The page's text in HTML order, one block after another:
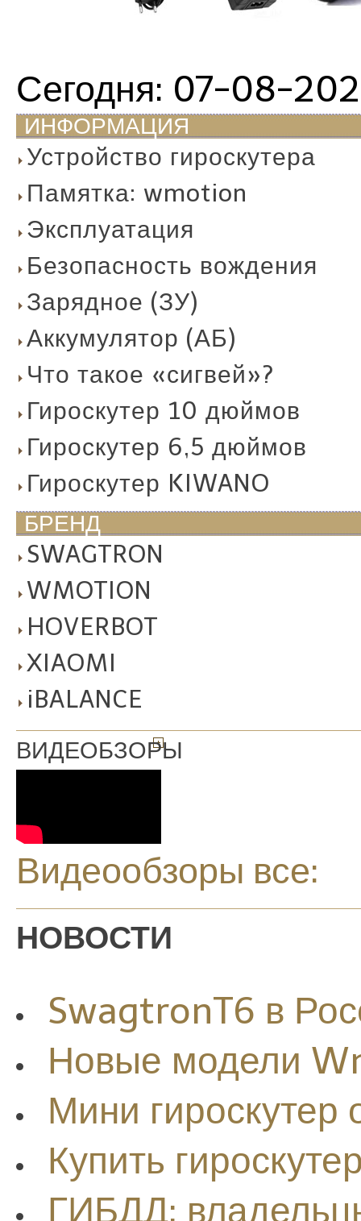
Сегодня: 07-08-
ИНФОРМАЦИЯ
Устройство гироскутера
Памятка: wmotion
Эксплуатация
Безопасность вождения
Зарядное (ЗУ)
Аккумулятор (АБ)
Что такое «сигвей»?
Гироскутер 10 дюймов
Гироскутер 6,5 дюймов
Гироскутер KIWANO
БРЕНД
SWAGTRON
WMOTION
HOVERBOT
XIAOMI
iBALANCE
ВИДЕОБЗОРЫ
Видеообзоры все:
НОВОСТИ
SwagtronT6 в
Новые модели
Мини гироскутер
Купить
ГИБДД: